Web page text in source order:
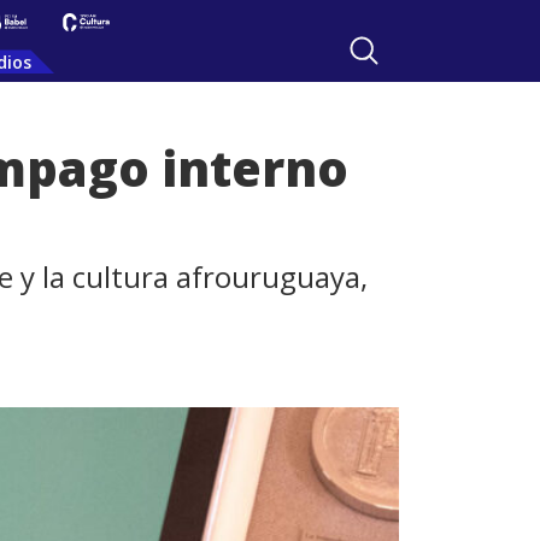
interno
y la cultura afrouruguaya,